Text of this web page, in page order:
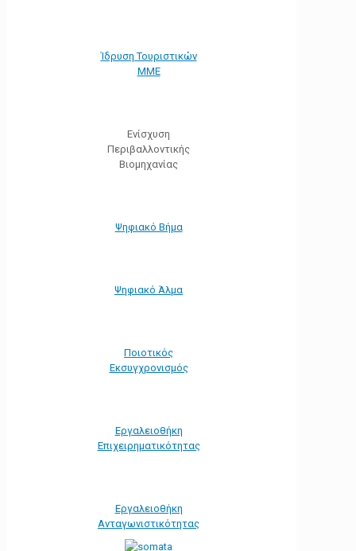
Ίδρυση Τουριστικών
ΜΜΕ
Ενίσχυση
Περιβαλλοντικής
Βιομηχανίας
Ψηφιακό Βήμα
Ψηφιακό Άλμα
Ποιοτικός
Εκσυγχρονισμός
Εργαλειοθήκη
Eπιχειρηματικότητας
Εργαλειοθήκη
Ανταγωνιστικότητας